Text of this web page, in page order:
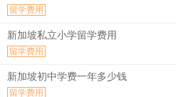
留学费用
新加坡私立小学留学费用
留学费用
新加坡初中学费一年多少钱
留学费用